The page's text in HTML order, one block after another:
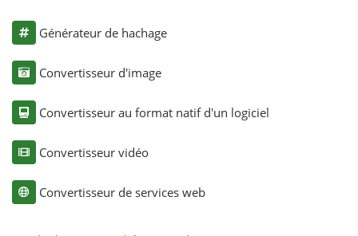
Générateur de hachage
Convertisseur d'image
Convertisseur au format natif d'un logiciel
Convertisseur vidéo
Convertisseur de services web